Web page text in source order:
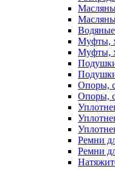
Муфты,
Муфты,
Опоры,
Опоры,
Ремни
Ремни